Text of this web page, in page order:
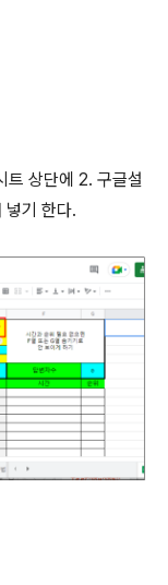
트 상단에 2. 구글설
넣기 한다.